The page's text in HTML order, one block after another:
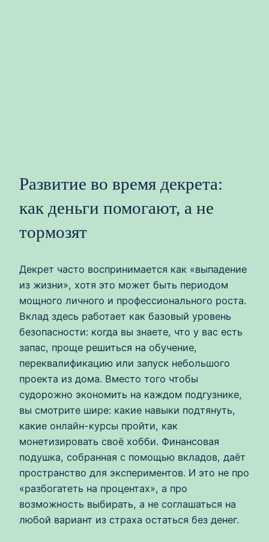
Развитие во время декрета:
как деньги помогают, а не
тормозят
Декрет часто воспринимается как «выпадение
из жизни», хотя это может быть периодом
мощного личного и профессионального роста.
Вклад здесь работает как базовый уровень
безопасности: когда вы знаете, что у вас есть
запас, проще решиться на обучение,
переквалификацию или запуск небольшого
проекта из дома. Вместо того чтобы
судорожно экономить на каждом подгузнике,
вы смотрите шире: какие навыки подтянуть,
какие онлайн-курсы пройти, как
монетизировать своё хобби. Финансовая
подушка, собранная с помощью вкладов, даёт
пространство для экспериментов. И это не про
«разбогатеть на процентах», а про
возможность выбирать, а не соглашаться на
любой вариант из страха остаться без денег.